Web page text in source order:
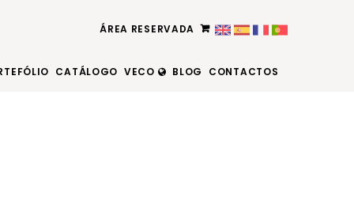
ÁREA RESERVADA
CATÁLOGO VECO BLOG CONTACTOS